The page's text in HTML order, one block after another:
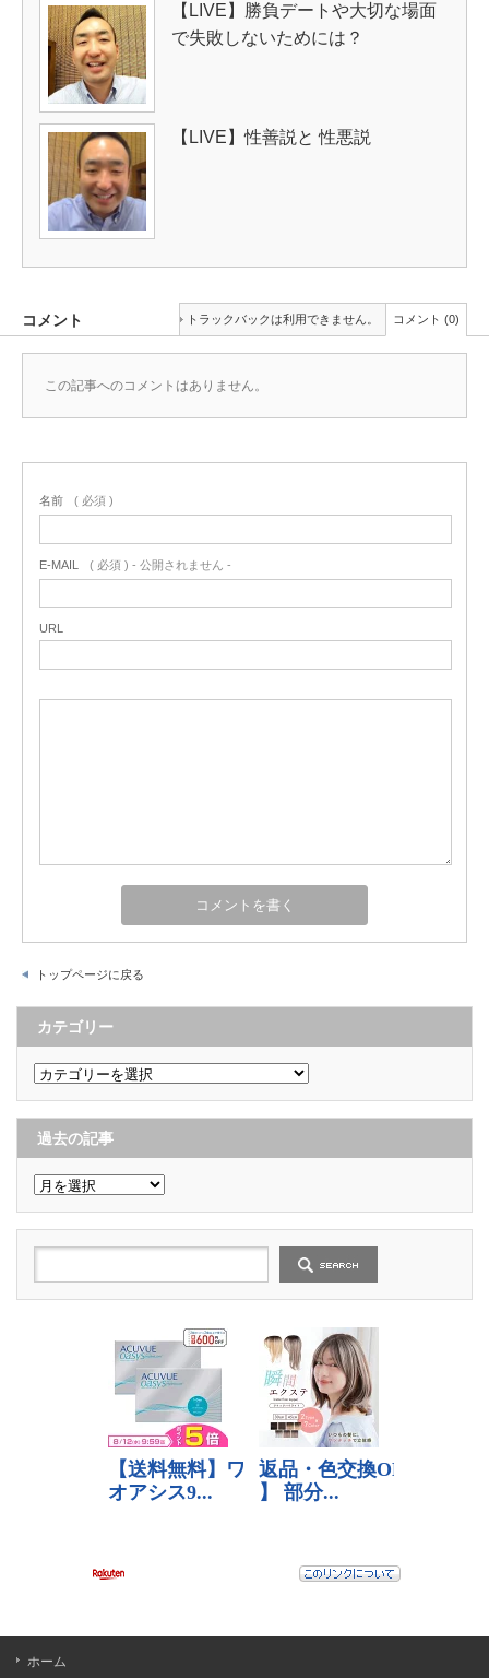
【LIVE】勝負デートや大切な場面
で失敗しないためには？
【LIVE】性善説と 性悪説
コメント トラックバックは利用できません。 コメント (0)
この記事へのコメントはありません。
名前 ( 必須 )
E-MAIL ( 必須 ) - 公開されません -
URL
トップページに戻る
カテゴリー
カ
テ
ゴ
リ
ー
過去の記事
過
去
の
記
事
ホーム